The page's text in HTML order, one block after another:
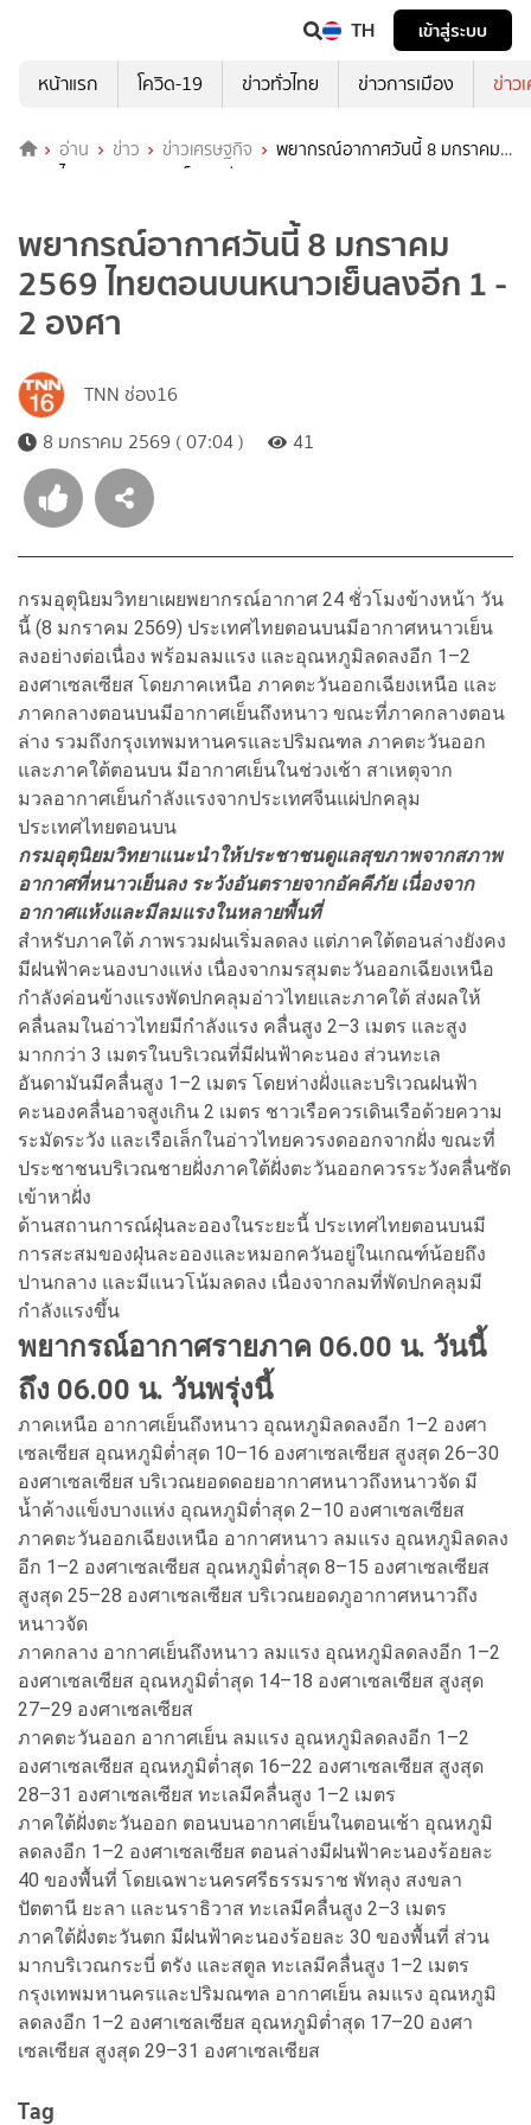
TH
เข้าสู่ระบบ
หน้าแรก
โควิด-19 ข่าวทั่วไทย ข่าวการเมือง ข่าว
อ่าน ข่าว ข่าวเศรษฐกิจ
พยากรณ์อากาศวันนี้ 8 มกราคม
2569 ไทยตอนบนหนาวเย็นลงอีก 1 - 2 องศา
พยากรณ์อากาศวันนี้ 8 มกราคม
2569 ไทยตอนบนหนาวเย็นลงอีก 1 -
2 องศา
TNN ช่อง16
8 มกราคม 2569 ( 07:04 )
41
กรมอุตุนิยมวิทยาเผยพยากรณ์อากาศ 24 ชั่วโมงข้างหน้า วัน
นี้ (8 มกราคม 2569) ประเทศไทยตอนบนมีอากาศหนาวเย็น
ลงอย่างต่อเนื่อง พร้อมลมแรง และอุณหภูมิลดลงอีก 1–2
องศาเซลเซียส โดยภาคเหนือ ภาคตะวันออกเฉียงเหนือ และ
ภาคกลางตอนบนมีอากาศเย็นถึงหนาว ขณะที่ภาคกลางตอน
ล่าง รวมถึงกรุงเทพมหานครและปริมณฑล ภาคตะวันออก
และภาคใต้ตอนบน มีอากาศเย็นในช่วงเช้า สาเหตุจาก
มวลอากาศเย็นกำลังแรงจากประเทศจีนแผ่ปกคลุม
ประเทศไทยตอนบน
กรมอุตุนิยมวิทยาแนะนำให้ประชาชนดูแลสุขภาพจากสภาพ
อากาศที่หนาวเย็นลง ระวังอันตรายจากอัคคีภัย เนื่องจาก
อากาศแห้งและมีลมแรงในหลายพื้นที่
สำหรับภาคใต้ ภาพรวมฝนเริ่มลดลง แต่ภาคใต้ตอนล่างยังคง
มีฝนฟ้าคะนองบางแห่ง เนื่องจากมรสุมตะวันออกเฉียงเหนือ
กำลังค่อนข้างแรงพัดปกคลุมอ่าวไทยและภาคใต้ ส่งผลให้
คลื่นลมในอ่าวไทยมีกำลังแรง คลื่นสูง 2–3 เมตร และสูง
มากกว่า 3 เมตรในบริเวณที่มีฝนฟ้าคะนอง ส่วนทะเล
อันดามันมีคลื่นสูง 1–2 เมตร โดยห่างฝั่งและบริเวณฝนฟ้า
คะนองคลื่นอาจสูงเกิน 2 เมตร ชาวเรือควรเดินเรือด้วยความ
ระมัดระวัง และเรือเล็กในอ่าวไทยควรงดออกจากฝั่ง ขณะที่
ประชาชนบริเวณชายฝั่งภาคใต้ฝั่งตะวันออกควรระวังคลื่นซัด
เข้าหาฝั่ง
ด้านสถานการณ์ฝุ่นละอองในระยะนี้ ประเทศไทยตอนบนมี
การสะสมของฝุ่นละอองและหมอกควันอยู่ในเกณฑ์น้อยถึง
ปานกลาง และมีแนวโน้มลดลง เนื่องจากลมที่พัดปกคลุมมี
กำลังแรงขึ้น
พยากรณ์อากาศรายภาค 06.00 น. วันนี้
ถึง 06.00 น. วันพรุ่งนี้
ภาคเหนือ อากาศเย็นถึงหนาว อุณหภูมิลดลงอีก 1–2 องศา
เซลเซียส อุณหภูมิต่ำสุด 10–16 องศาเซลเซียส สูงสุด 26–30
องศาเซลเซียส บริเวณยอดดอยอากาศหนาวถึงหนาวจัด มี
น้ำค้างแข็งบางแห่ง อุณหภูมิต่ำสุด 2–10 องศาเซลเซียส
ภาคตะวันออกเฉียงเหนือ อากาศหนาว ลมแรง อุณหภูมิลดลง
อีก 1–2 องศาเซลเซียส อุณหภูมิต่ำสุด 8–15 องศาเซลเซียส
สูงสุด 25–28 องศาเซลเซียส บริเวณยอดภูอากาศหนาวถึง
หนาวจัด
ภาคกลาง อากาศเย็นถึงหนาว ลมแรง อุณหภูมิลดลงอีก 1–2
องศาเซลเซียส อุณหภูมิต่ำสุด 14–18 องศาเซลเซียส สูงสุด
27–29 องศาเซลเซียส
ภาคตะวันออก อากาศเย็น ลมแรง อุณหภูมิลดลงอีก 1–2
องศาเซลเซียส อุณหภูมิต่ำสุด 16–22 องศาเซลเซียส สูงสุด
28–31 องศาเซลเซียส ทะเลมีคลื่นสูง 1–2 เมตร
ภาคใต้ฝั่งตะวันออก ตอนบนอากาศเย็นในตอนเช้า อุณหภูมิ
ลดลงอีก 1–2 องศาเซลเซียส ตอนล่างมีฝนฟ้าคะนองร้อยละ
40 ของพื้นที่ โดยเฉพาะนครศรีธรรมราช พัทลุง สงขลา
ปัตตานี ยะลา และนราธิวาส ทะเลมีคลื่นสูง 2–3 เมตร
ภาคใต้ฝั่งตะวันตก มีฝนฟ้าคะนองร้อยละ 30 ของพื้นที่ ส่วน
มากบริเวณกระบี่ ตรัง และสตูล ทะเลมีคลื่นสูง 1–2 เมตร
กรุงเทพมหานครและปริมณฑล อากาศเย็น ลมแรง อุณหภูมิ
ลดลงอีก 1–2 องศาเซลเซียส อุณหภูมิต่ำสุด 17–20 องศา
เซลเซียส สูงสุด 29–31 องศาเซลเซียส
Tag